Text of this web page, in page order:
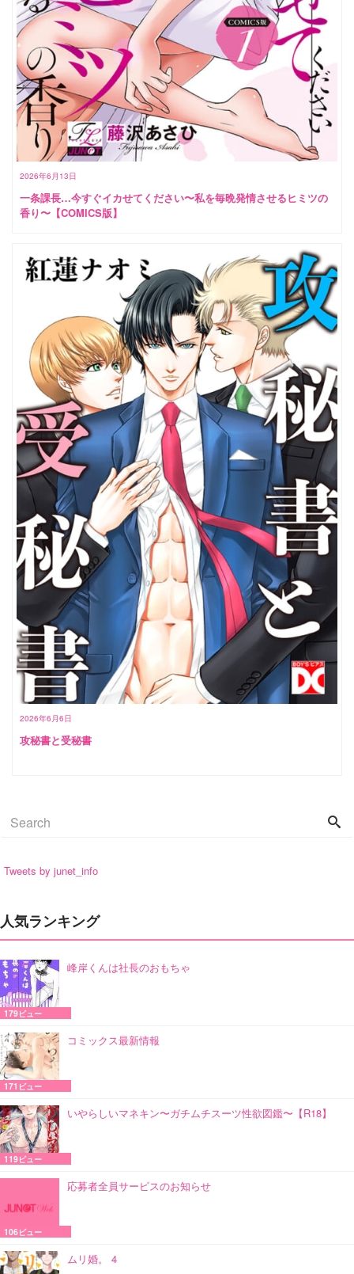
2026年6月13日
一条課長…今すぐイカせてください〜私を毎晩発情させるヒミツの
香り〜【COMICS版】
2026年6月6日
攻秘書と受秘書
Tweets by junet_info
人気ランキング
峰岸くんは社長のおもちゃ
179ビュー
コミックス最新情報
171ビュー
いやらしいマネキン〜ガチムチスーツ性欲図鑑〜【R18】
119ビュー
応募者全員サービスのお知らせ
106ビュー
ムリ婚。 4